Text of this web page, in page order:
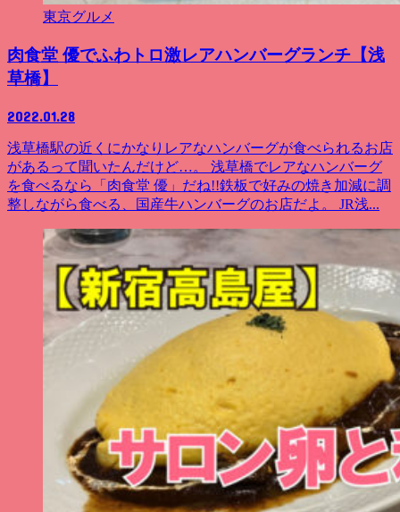
東京グルメ
肉食堂 優でふわトロ激レアハンバーグランチ【浅
草橋】
2022.01.28
浅草橋駅の近くにかなりレアなハンバーグが食べられるお店
があるって聞いたんだけど…。 浅草橋でレアなハンバーグ
を食べるなら「肉食堂 優」だね!!鉄板で好みの焼き加減に調
整しながら食べる、国産牛ハンバーグのお店だよ。 JR浅...